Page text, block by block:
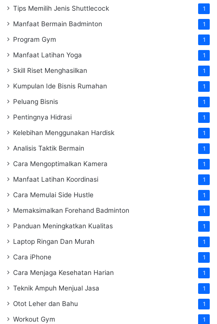
Tips Memilih Jenis Shuttlecock 1
Manfaat Bermain Badminton 1
Program Gym 1
Manfaat Latihan Yoga 1
Skill Riset Menghasilkan 1
Kumpulan Ide Bisnis Rumahan 1
Peluang Bisnis 1
Pentingnya Hidrasi 1
Kelebihan Menggunakan Hardisk 1
Analisis Taktik Bermain 1
Cara Mengoptimalkan Kamera 1
Manfaat Latihan Koordinasi 1
Cara Memulai Side Hustle 1
Memaksimalkan Forehand Badminton 1
Panduan Meningkatkan Kualitas 1
Laptop Ringan Dan Murah 1
Cara iPhone 1
Cara Menjaga Kesehatan Harian 1
Teknik Ampuh Menjual Jasa 1
Otot Leher dan Bahu 1
Workout Gym 1